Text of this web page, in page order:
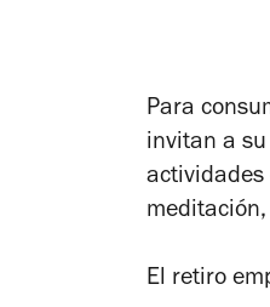
Para
invitan a
actividades
El retiro